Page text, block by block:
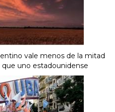
vale menos de la mitad
uno estadounidense